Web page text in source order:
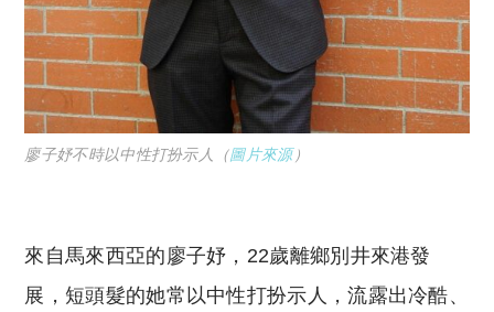
廖子妤不時以中性打扮示人（圖片來源）
來自馬來西亞的廖子妤，22歲離鄉別井來港發
展，短頭髮的她常以中性打扮示人，流露出冷酷、